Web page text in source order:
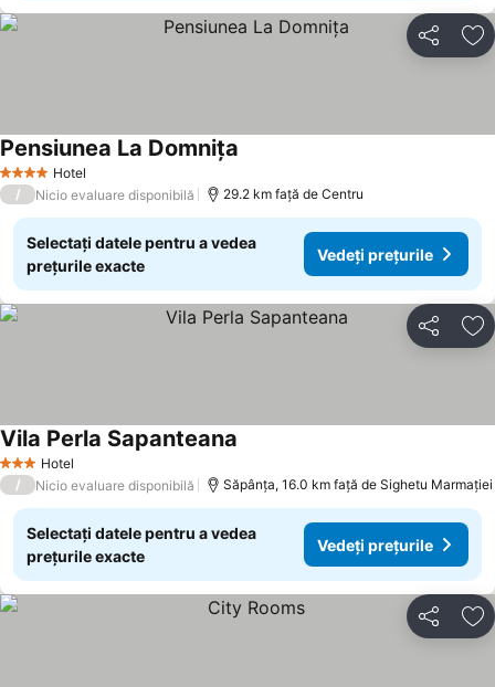
Distribuiți
4 Stele Hotel
Pensiunea La Domnița
/ Nicio evaluare disponibilă 29.2 km faţă de Centru
Selectați datele pentru a vedea
prețurile exacte
Vedeți prețurile
Distribuiți
3 SteleHotel
Vila Perla Sapanteana
/ Nicio evaluare disponibilă Săpânţa, 16.0 km faţă de Sighetu Marmației
Selectați datele pentru a vedea
prețurile exacte
Vedeți prețurile
Distribuiți